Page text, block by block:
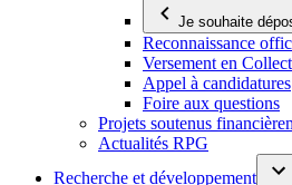
Je souhaite
Reconnaissance
Versement en
Appel à candidatures
Foire aux questions
Projets soutenus
Actualités RPG
Recherche et développement